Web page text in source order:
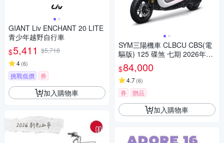
GIANT Liv ENCHANT 20 LITE
青少年越野自行車
$5,411 $5,718
4(6)
挑戰低價 券
加入購物車
SYM三陽機車 CLBCU CBS(電
驅版) 125 碟煞 七期 2026年出
廠全新機車
$84,000
4.7(6)
券 贈品
加入購物車